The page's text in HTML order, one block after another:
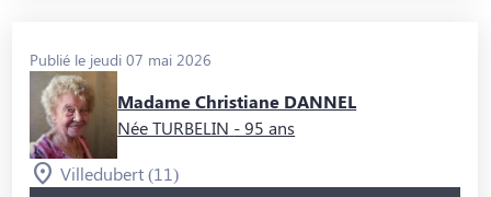
Publié le jeudi 07 mai 2026
Madame Christiane DANNEL
Née TURBELIN - 95 ans
Villedubert (11)